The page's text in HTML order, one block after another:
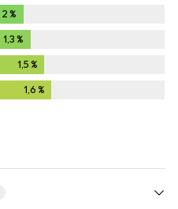
%
1,3 %
1,5 %
1,6 %